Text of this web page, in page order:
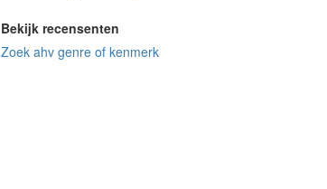
Bekijk recensenten
Zoek ahv genre of kenmerk